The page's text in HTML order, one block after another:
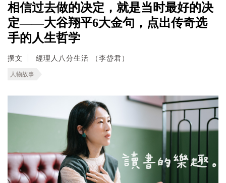
相信过去做的决定，就是当时最好的决
定——大谷翔平6大金句，点出传奇选
手的人生哲学
撰文 經理人八分生活 （李岱君）
人物故事